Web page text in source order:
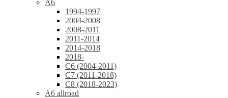
A6
1994-1997
2004-2008
2008-2011
2011-2014
2014-2018
2018-
C6 (2004-2011)
C7 (2011-2018)
C8 (2018-2023)
A6 allroad